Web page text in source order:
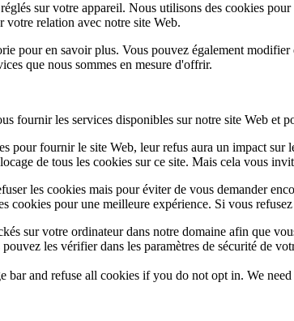
sur votre appareil. Nous utilisons des cookies
votre relation avec notre site Web.
pour en savoir plus. Vous pouvez également
que nous sommes en mesure d'offrir.
fournir les services disponibles sur notre site Web et
pour fournir le site Web, leur refus aura un impact
de tous les cookies sur ce site. Mais cela vous
les cookies mais pour éviter de vous demander
cookies pour une meilleure expérience. Si vous
sur votre ordinateur dans notre domaine afin que
les vérifier dans les paramètres de sécurité de
bar and refuse all cookies if you do not opt in. We